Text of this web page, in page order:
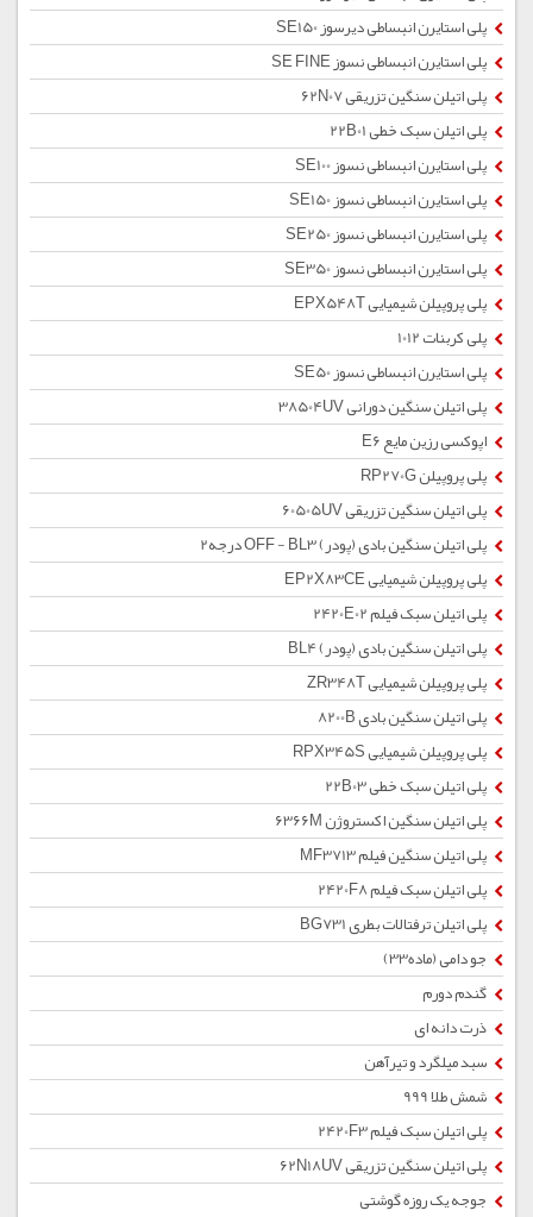
پلی استایرن انبساطی دیرسوز SE150
پلی استایرن انبساطی نسوز SE FINE
پلی اتیلن سنگین تزریقی 62N07
پلی اتیلن سبک خطی 22B01
پلی استایرن انبساطی نسوز SE100
پلی استایرن انبساطی نسوز SE150
پلی استایرن انبساطی نسوز SE250
پلی استایرن انبساطی نسوز SE350
پلی پروپیلن شیمیایی EPX548T
پلی کربنات 1012
پلی استایرن انبساطی نسوز SE50
پلی اتیلن سنگین دورانی 38504UV
اپوکسی رزین مایع E6
پلی پروپیلن RP270G
پلی اتیلن سنگین تزریقی 60505UV
پلی اتیلن سنگین بادی (پودر) OFF - BL3 درجه2
پلی پروپیلن شیمیایی EP2X83CE
پلی اتیلن سبک فیلم 2420E02
پلی اتیلن سنگین بادی (پودر) BL4
پلی پروپیلن شیمیایی ZR348T
پلی اتیلن سنگین بادی 8200B
پلی پروپیلن شیمیایی RPX345S
پلی اتیلن سبک خطی 22B03
پلی اتیلن سنگین اکستروژن 6366M
پلی اتیلن سنگین فیلم MF3713
پلی اتیلن سبک فیلم 2420F8
پلی اتیلن ترفتالات بطری BG731
جو دامی (ماده33)
گندم دورم
ذرت دانه ای
سبد میلگرد و تیرآهن
شمش طلا 999
پلی اتیلن سبک فیلم 2420F3
پلی اتیلن سنگین تزریقی 62N18UV
جوجه یک روزه گوشتی